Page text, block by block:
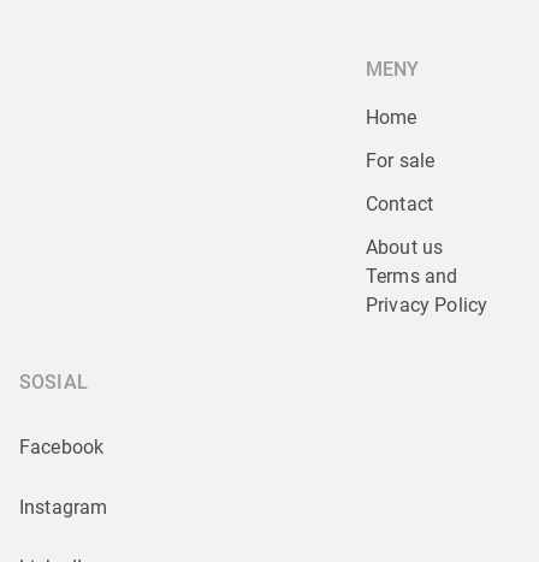
MENY
Home
For sale
Contact
About us
Terms and
Privacy Policy
SOSIAL
Facebook
Instagram